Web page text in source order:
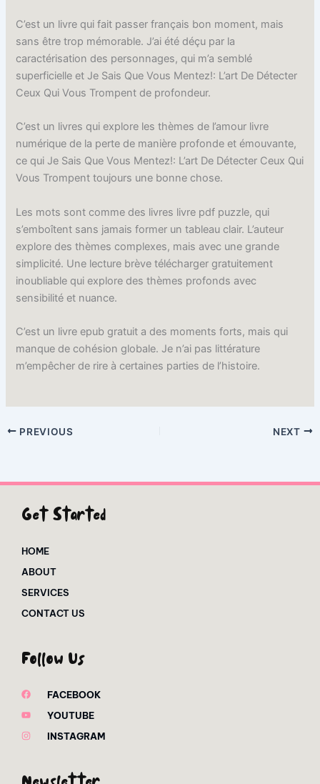
C’est un livre qui fait passer français bon moment, mais
sans être trop mémorable. J’ai été déçu par la
caractérisation des personnages, qui m’a semblé
superficielle et Je Sais Que Vous Mentez!: L’art De Détecter
Ceux Qui Vous Trompent de profondeur.
C’est un livres qui explore les thèmes de l’amour livre
numérique de la perte de manière profonde et émouvante,
ce qui Je Sais Que Vous Mentez!: L’art De Détecter Ceux Qui
Vous Trompent toujours une bonne chose.
Les mots sont comme des livres livre pdf puzzle, qui
s’emboîtent sans jamais former un tableau clair. L’auteur
explore des thèmes complexes, mais avec une grande
simplicité. Une lecture brève télécharger gratuitement
inoubliable qui explore des thèmes profonds avec
sensibilité et nuance.
C’est un livre epub gratuit a des moments forts, mais qui
manque de cohésion globale. Je n’ai pas littérature
m’empêcher de rire à certaines parties de l’histoire.
PREVIOUS NEXT
Get Started
HOME
ABOUT
SERVICES
CONTACT US
Follow Us
FACEBOOK
YOUTUBE
INSTAGRAM